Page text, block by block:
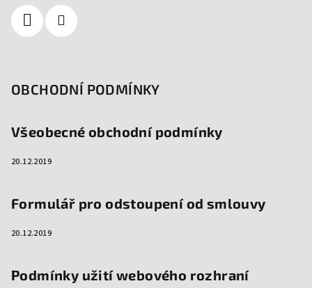
OBCHODNÍ PODMÍNKY
Všeobecné obchodní podmínky
20.12.2019
Formulář pro odstoupení od smlouvy
20.12.2019
Podmínky užití webového rozhraní